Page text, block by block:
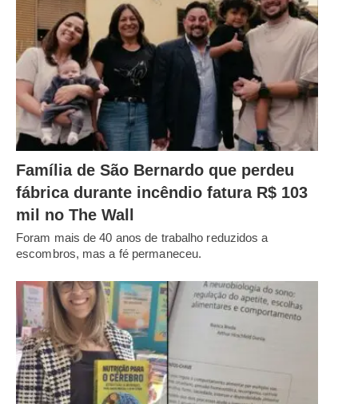
Família de São Bernardo que perdeu
fábrica durante incêndio fatura R$ 103
mil no The Wall
Foram mais de 40 anos de trabalho reduzidos a
escombros, mas a fé permaneceu.